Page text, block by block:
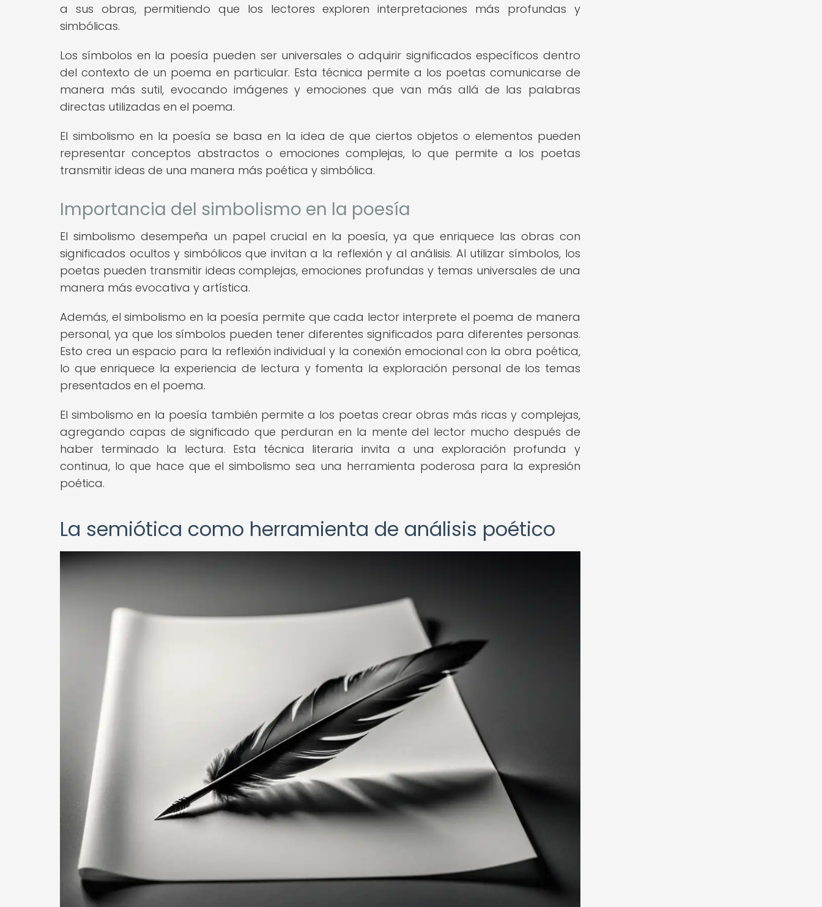
a sus obras, permitiendo que los lectores exploren interpretaciones más profundas y
simbólicas.
Los símbolos en la poesía pueden ser universales o adquirir significados específicos dentro
del contexto de un poema en particular. Esta técnica permite a los poetas comunicarse de
manera más sutil, evocando imágenes y emociones que van más allá de las palabras
directas utilizadas en el poema.
El simbolismo en la poesía se basa en la idea de que ciertos objetos o elementos pueden
representar conceptos abstractos o emociones complejas, lo que permite a los poetas
transmitir ideas de una manera más poética y simbólica.
Importancia del simbolismo en la poesía
El simbolismo desempeña un papel crucial en la poesía, ya que enriquece las obras con
significados ocultos y simbólicos que invitan a la reflexión y al análisis. Al utilizar símbolos, los
poetas pueden transmitir ideas complejas, emociones profundas y temas universales de una
manera más evocativa y artística.
Además, el simbolismo en la poesía permite que cada lector interprete el poema de manera
personal, ya que los símbolos pueden tener diferentes significados para diferentes personas.
Esto crea un espacio para la reflexión individual y la conexión emocional con la obra poética,
lo que enriquece la experiencia de lectura y fomenta la exploración personal de los temas
presentados en el poema.
El simbolismo en la poesía también permite a los poetas crear obras más ricas y complejas,
agregando capas de significado que perduran en la mente del lector mucho después de
haber terminado la lectura. Esta técnica literaria invita a una exploración profunda y
continua, lo que hace que el simbolismo sea una herramienta poderosa para la expresión
poética.
La semiótica como herramienta de análisis poético